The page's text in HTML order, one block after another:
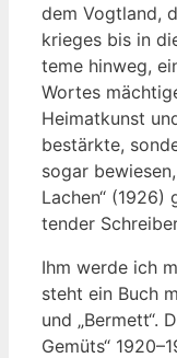
dem Vogt­land,
krie­ges bis in
te­me hin­weg,
Wor­tes
Hei­mat­kunst
bestärk­te,
sogar
Lachen“
ten­der
Ihm wer­de ich
steht ein Buch
und „Ber­mett“.
Gemüts“